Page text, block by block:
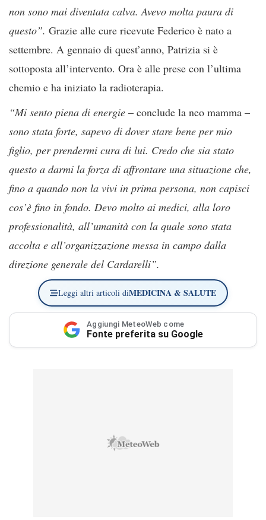
non sono mai diventata calva. Avevo molta paura di
questo”. Grazie alle cure ricevute Federico è nato a
settembre. A gennaio di quest’anno, Patrizia si è
sottoposta all’intervento. Ora è alle prese con l’ultima
chemio e ha iniziato la radioterapia.
“Mi sento piena di energie – conclude la neo mamma –
sono stata forte, sapevo di dover stare bene per mio
figlio, per prendermi cura di lui. Credo che sia stato
questo a darmi la forza di affrontare una situazione che,
fino a quando non la vivi in prima persona, non capisci
cos’è fino in fondo. Devo molto ai medici, alla loro
professionalità, all’umanità con la quale sono stata
accolta e all’organizzazione messa in campo dalla
direzione generale del Cardarelli”.
Leggi altri articoli diMEDICINA & SALUTE
Aggiungi MeteoWeb come
Fonte preferita su Google